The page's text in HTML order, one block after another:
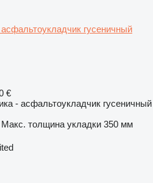
асфальтоукладчик гусеничный
€
- асфальтоукладчик гусеничный
Макс. толщина укладки 350 мм